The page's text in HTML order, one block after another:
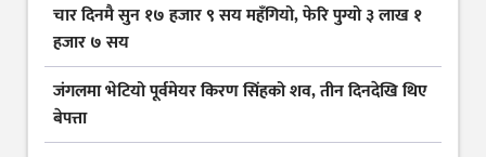
चार दिनमै सुन १७ हजार ९ सय महँगियो, फेरि पुग्यो ३ लाख १
हजार ७ सय
जंगलमा भेटियो पूर्वमेयर किरण सिंहको शव, तीन दिनदेखि थिए
बेपत्ता